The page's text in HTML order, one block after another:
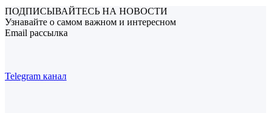
ПОДПИСЫВАЙТЕСЬ НА НОВОСТИ
Узнавайте о самом важном и интересном
Email рассылка
Telegram канал